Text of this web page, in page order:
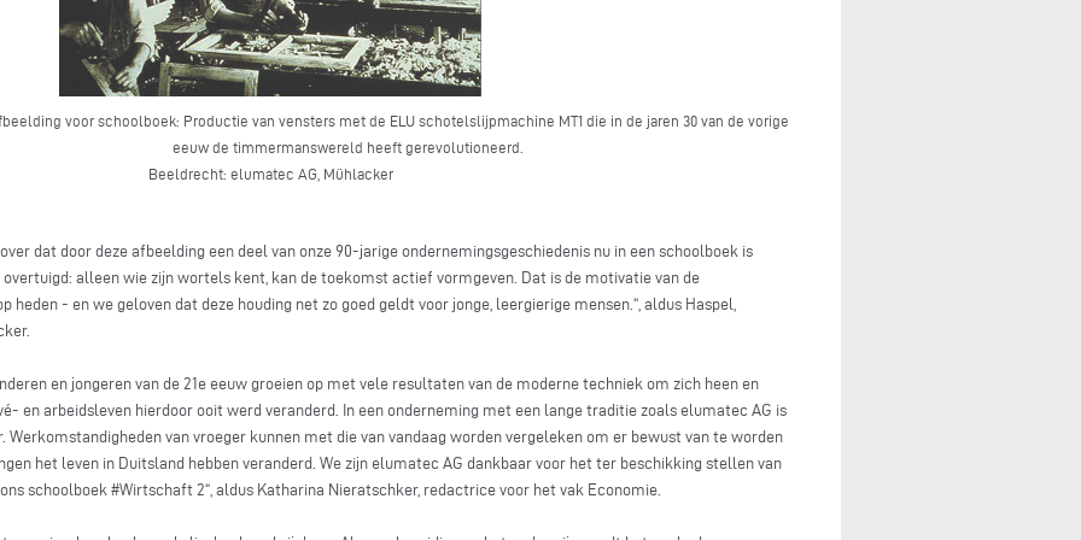
voor schoolboek: Productie van vensters met de ELU schotelslijpmachine MT1 die in de jaren 30 van de vorige
eeuw de timmermanswereld heeft gerevolutioneerd.
Beeldrecht: elumatec AG, Mühlacker
dat door deze afbeelding een deel van onze 90-jarige ondernemingsgeschiedenis nu in een schoolboek is
overtuigd: alleen wie zijn wortels kent, kan de toekomst actief vormgeven. Dat is de motivatie van de
- en we geloven dat deze houding net zo goed geldt voor jonge, leergierige mensen.“, aldus Haspel,
en jongeren van de 21e eeuw groeien op met vele resultaten van de moderne techniek om zich heen en
en arbeidsleven hierdoor ooit werd veranderd. In een onderneming met een lange traditie zoals elumatec AG is
van vroeger kunnen met die van vandaag worden vergeleken om er bewust van te worden
het leven in Duitsland hebben veranderd. We zijn elumatec AG dankbaar voor het ter beschikking stellen van
schoolboek #Wirtschaft 2“, aldus Katharina Nieratschker, redactrice voor het vak Economie.